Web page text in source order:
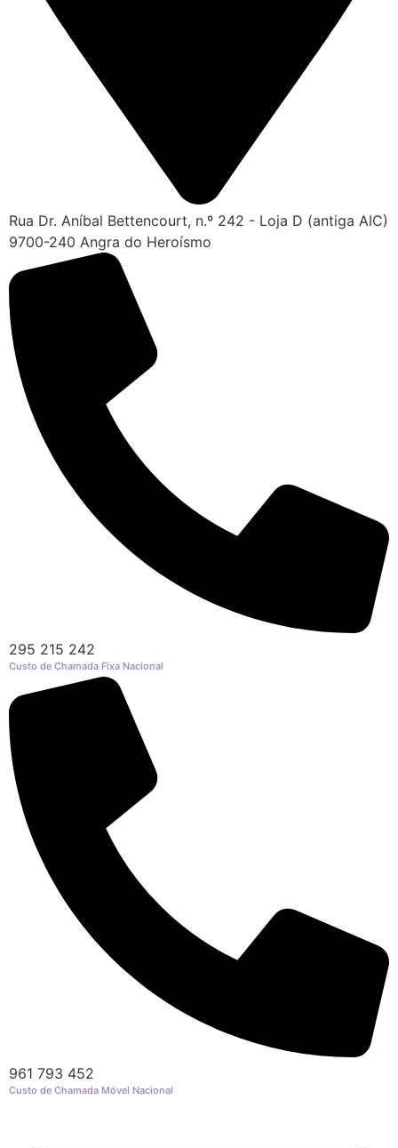
Rua Dr. Aníbal Bettencourt, n.º 242 - Loja D (antiga AIC)
9700-240 Angra do Heroísmo
295 215 242
Custo de Chamada Fixa Nacional
961 793 452
Custo de Chamada Móvel Nacional
Ramo de Flores:
Opção 1 (€25)
Opção 2 (€30)
Opção 3 (€35)
Opção 4 (€40)
Opção 5 (€45)
Opção 6 (€50)
Opção 7 (€55)
Opção 8 (€60)
Opção 9 (€65)
Pequena (€85)
Média (€100)
Grande (€115)
Pequena (€85)
Média (€100)
Grande (€115)
Pequena (€85)
Média (€100)
Grande (€115)
Média (€100)
Grande (€115)
O seu nome
Contacto telefónico
O seu email
Mensagem a constar no cartão
Pedidos/Informações adicionais
Total: